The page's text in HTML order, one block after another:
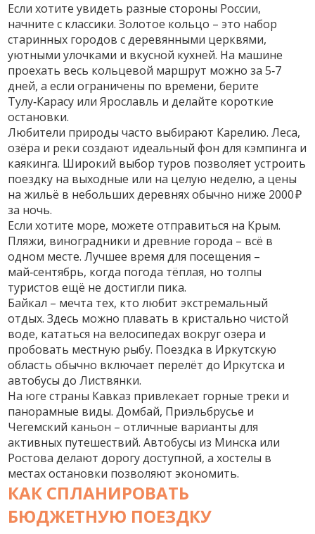
Если хотите увидеть разные стороны России,
начните с классики. Золотое кольцо – это набор
старинных городов с деревянными церквями,
уютными улочками и вкусной кухней. На машине
проехать весь кольцевой маршрут можно за 5‑7
дней, а если ограничены по времени, берите
Тулу‑Карасу или Ярославль и делайте короткие
остановки.
Любители природы часто выбирают Карелию. Леса,
озёра и реки создают идеальный фон для кэмпинга и
каякинга. Широкий выбор туров позволяет устроить
поездку на выходные или на целую неделю, а цены
на жильё в небольших деревнях обычно ниже 2000 ₽
за ночь.
Если хотите море, можете отправиться на Крым.
Пляжи, виноградники и древние города – всё в
одном месте. Лучшее время для посещения –
май‑сентябрь, когда погода тёплая, но толпы
туристов ещё не достигли пика.
Байкал – мечта тех, кто любит экстремальный
отдых. Здесь можно плавать в кристально чистой
воде, кататься на велосипедах вокруг озера и
пробовать местную рыбу. Поездка в Иркутскую
область обычно включает перелёт до Иркутска и
автобусы до Листвянки.
На юге страны Кавказ привлекает горные треки и
панорамные виды. Домбай, Приэльбрусье и
Чегемский каньон – отличные варианты для
активных путешествий. Автобусы из Минска или
Ростова делают дорогу доступной, а хостелы в
местах остановки позволяют экономить.
КАК СПЛАНИРОВАТЬ
БЮДЖЕТНУЮ ПОЕЗДКУ